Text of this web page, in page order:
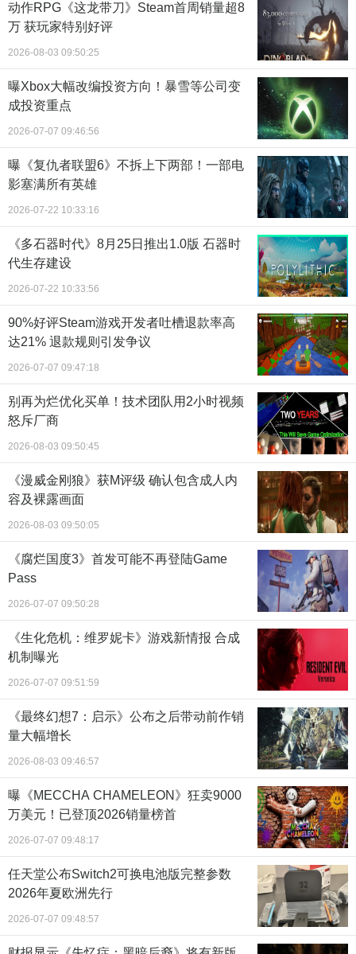
动作RPG《这龙带刀》Steam首周销量超8
万 获玩家特别好评
2026-08-03 09:50:25
曝Xbox大幅改编投资方向！暴雪等公司变
成投资重点
2026-07-07 09:46:56
曝《复仇者联盟6》不拆上下两部！一部电
影塞满所有英雄
2026-07-22 10:33:16
《多石器时代》8月25日推出1.0版 石器时
代生存建设
2026-07-22 10:33:56
90%好评Steam游戏开发者吐槽退款率高
达21% 退款规则引发争议
2026-07-07 09:47:18
别再为烂优化买单！技术团队用2小时视频
怒斥厂商
2026-08-03 09:50:45
《漫威金刚狼》获M评级 确认包含成人内
容及裸露画面
2026-08-03 09:50:05
《腐烂国度3》首发可能不再登陆Game
Pass
2026-07-07 09:50:28
《生化危机：维罗妮卡》游戏新情报 合成
机制曝光
2026-07-07 09:51:59
《最终幻想7：启示》公布之后带动前作销
量大幅增长
2026-08-03 09:46:57
曝《MECCHA CHAMELEON》狂卖9000
万美元！已登顶2026销量榜首
2026-07-07 09:48:17
任天堂公布Switch2可换电池版完整参数
2026年夏欧洲先行
2026-07-07 09:48:57